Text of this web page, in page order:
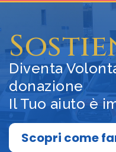
Diventa
donazione
Il Tuo aiuto è
Scopri come